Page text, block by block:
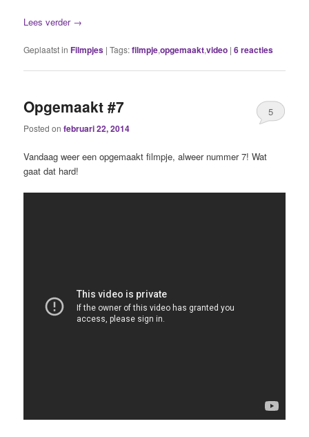
Lees verder →
Geplaatst in Filmpjes |Tags:filmpje,opgemaakt,video |6reacties
Opgemaakt #7
Posted onfebruari 22, 2014
5
Vandaag weer een opgemaakt filmpje, alweer nummer 7! Wat
gaat dat hard!